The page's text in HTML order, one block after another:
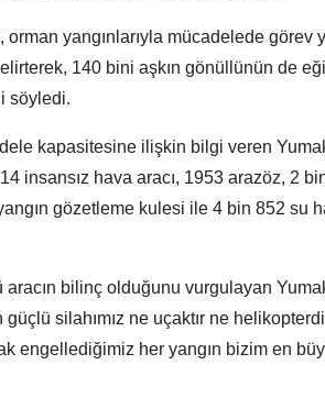
orman yangınlarıyla mücadelede görev
140 bini aşkın gönüllünün de
söyledi.
kapasitesine ilişkin bilgi veren
insansız hava aracı, 1953 arazöz, 2
gözetleme kulesi ile 4 bin 852 su
bilinç olduğunu vurgulayan
silahımız ne uçaktır ne
engellediğimiz her yangın bizim en